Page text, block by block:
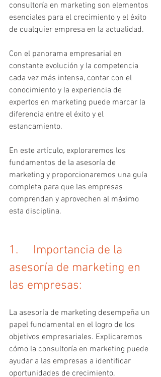
consultoría en marketing son elementos
esenciales para el crecimiento y el éxito
de cualquier empresa en la actualidad.
Con el panorama empresarial en
constante evolución y la competencia
cada vez más intensa, contar con el
conocimiento y la experiencia de
expertos en marketing puede marcar la
diferencia entre el éxito y el
estancamiento.
En este artículo, exploraremos los
fundamentos de la asesoría de
marketing y proporcionaremos una guía
completa para que las empresas
comprendan y aprovechen al máximo
esta disciplina.
1.     Importancia de la
asesoría de marketing en
las empresas:
La asesoría de marketing desempeña un
papel fundamental en el logro de los
objetivos empresariales. Explicaremos
cómo la consultoría en marketing puede
ayudar a las empresas a identificar
oportunidades de crecimiento,